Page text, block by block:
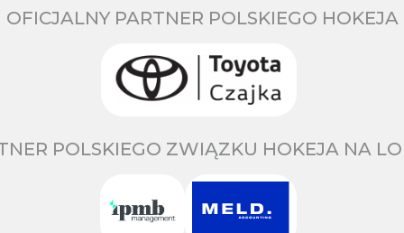
OFICJALNY PARTNER POLSKIEGO HOKEJA
POLSKIEGO ZWIĄZKU HOKEJA NA